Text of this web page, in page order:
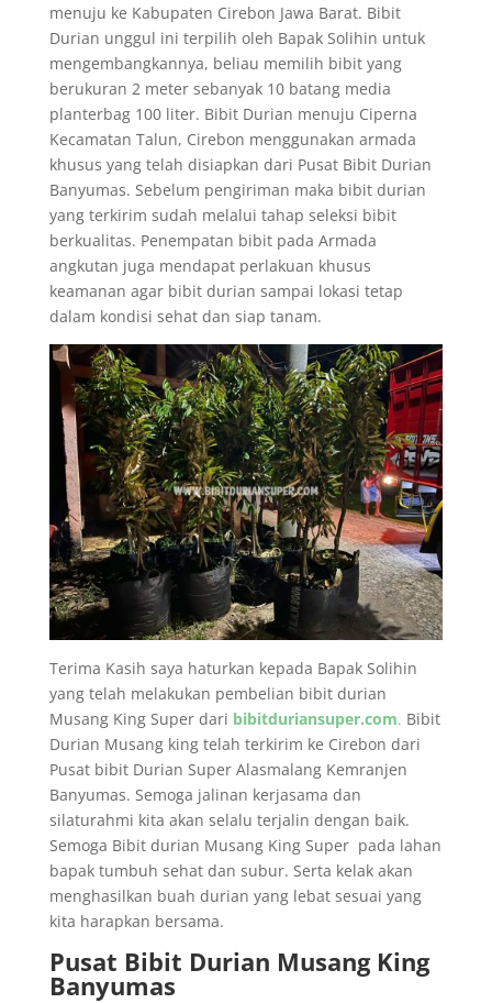
menuju ke Kabupaten Cirebon Jawa Barat. Bibit
Durian unggul ini terpilih oleh Bapak Solihin untuk
mengembangkannya, beliau memilih bibit yang
berukuran 2 meter sebanyak 10 batang media
planterbag 100 liter. Bibit Durian menuju Ciperna
Kecamatan Talun, Cirebon menggunakan armada
khusus yang telah disiapkan dari Pusat Bibit Durian
Banyumas. Sebelum pengiriman maka bibit durian
yang terkirim sudah melalui tahap seleksi bibit
berkualitas. Penempatan bibit pada Armada
angkutan juga mendapat perlakuan khusus
keamanan agar bibit durian sampai lokasi tetap
dalam kondisi sehat dan siap tanam.
Terima Kasih saya haturkan kepada Bapak Solihin
yang telah melakukan pembelian bibit durian
Musang King Super dari bibitduriansuper.com. Bibit
Durian Musang king telah terkirim ke Cirebon dari
Pusat bibit Durian Super Alasmalang Kemranjen
Banyumas. Semoga jalinan kerjasama dan
silaturahmi kita akan selalu terjalin dengan baik.
Semoga Bibit durian Musang King Super pada lahan
bapak tumbuh sehat dan subur. Serta kelak akan
menghasilkan buah durian yang lebat sesuai yang
kita harapkan bersama.
Pusat Bibit Durian Musang King
Banyumas